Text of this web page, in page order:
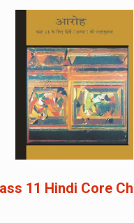
11 Hindi Core